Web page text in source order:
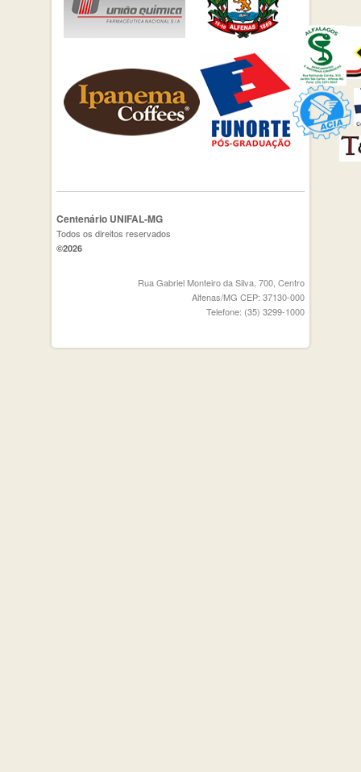
Centenário UNIFAL-MG
Todos os direitos reservados
©2026
Rua Gabriel Monteiro da Silva, 700, Centro
Alfenas/MG CEP: 37130-000
Telefone: (35) 3299-1000